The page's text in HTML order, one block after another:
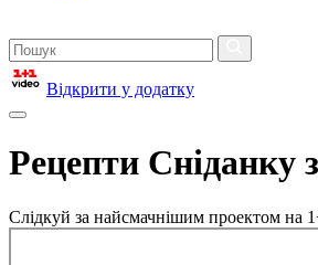
Відкрити у додатку
Рецепти Сніданку
Слідкуй за найсмачнішим проектом на